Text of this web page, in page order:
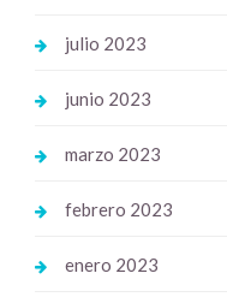
julio 2023
junio 2023
marzo 2023
febrero 2023
enero 2023